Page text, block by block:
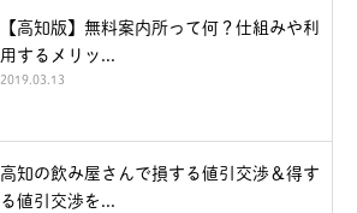
【高知版】無料案内所って何？仕組みや利
用するメリッ...
2019.03.13
高知の飲み屋さんで損する値引交渉＆得す
る値引交渉を...